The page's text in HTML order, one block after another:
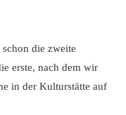
die zweite
erste, nach dem wir
in der Kulturstätte auf